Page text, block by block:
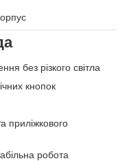
без різкого світла
кнопок
приліжкового
робота